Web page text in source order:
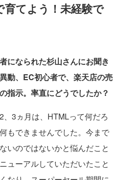
育てよう！未経験で
なられた杉山さんにお聞き
動、EC初心者で、楽天店の売
指示。率直にどうでしたか？
3ヵ月は、HTMLって何だろ
もできませんでした。今まで
いのではないかと悩んだこと
ューアルしていただいたこと